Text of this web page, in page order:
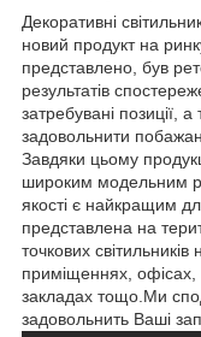
Декоративні
новий продукт на
представлено, був
результатів
затребувані позиції,
задовольнити
Завдяки цьому
широким модельним
якості є найкращим
представлена на
точкових
приміщеннях,
закладах тощо.Ми
задовольнить Ваші